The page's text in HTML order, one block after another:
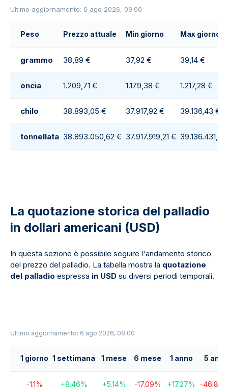
Ultimo aggiornamento: 6 ago 2026, 09:00
Peso Prezzo attuale Min giorno Max giorno
grammo 38,89 € 37,92 € 39,14 €
oncia 1.209,71 € 1.179,38 € 1.217,28 €
chilo 38.893,05 € 37.917,92 € 39.136,43 €
tonnellata 38.893.050,62 € 37.917.919,21 €
La quotazione storica del palladio
in dollari americani (USD)
In questa sezione è possibile seguire l'andamento storico
del prezzo del palladio. La tabella mostra la quotazione
del palladio espressa in USD su diversi periodi temporali.
Ultimo aggiornamento: 6 ago 2026, 08:00
1 giorno 1 settimana 1 mese 6 mese 1 anno 5 anni
-1.1% +8.46% +5.14% -17.09% +17.27% -46.87